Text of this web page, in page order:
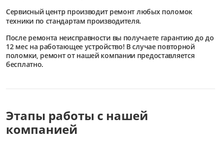
Сервисный центр производит ремонт любых поломок
техники по стандартам производителя.
После ремонта неисправности вы получаете гарантию до до
12 мес на работающее устройство! В случае повторной
поломки, ремонт от нашей компании предоставляется
бесплатно.
Этапы работы с нашей
компанией